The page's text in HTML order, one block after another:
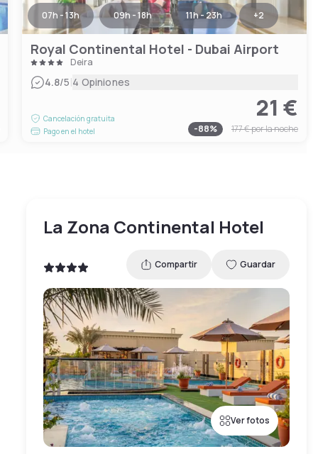
07h - 13h 09h - 18h 11h - 23h +2
Royal Continental Hotel - Dubai Airport
Deira
4.8/5|4 Opiniones
Cancelación gratuita
Pago en el hotel
21 €
-88% 177 €por la noche
La Zona Continental Hotel
Compartir Guardar
Ver fotos